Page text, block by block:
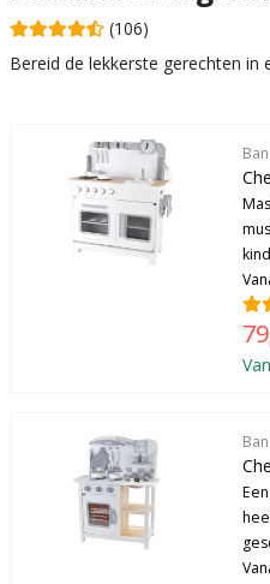
(106)
Bereid de lekkerste gerechten in